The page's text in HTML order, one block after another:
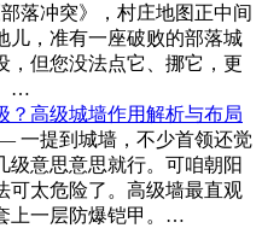
落冲突》，村庄地图正中间
儿，准有一座破败的部落城
，但您没法点它、挪它，更
…
？高级城墙作用解析与布局
一提到城墙，不少首领还觉
级意思意思就行。可咱朝阳
可太危险了。高级墙最直观
上一层防爆铠甲。…